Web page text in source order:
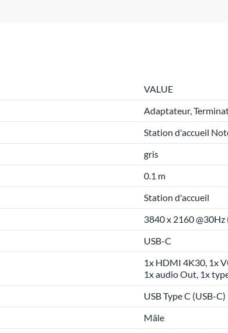
VALUE
Adaptateur,
Station d'accueil
gris
0.1 m
Station d'accueil
3840 x 2160 @30Hz
USB-C
1x HDMI 4K30, 1x
1x audio Out, 1x
USB Type C (USB-C)
Mâle